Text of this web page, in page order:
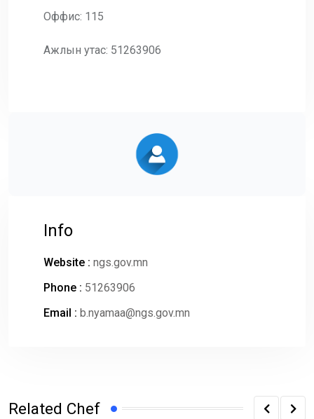
Оффис: 115
Ажлын утас: 51263906
Info
Website : ngs.gov.mn
Phone : 51263906
Email : b.nyamaa@ngs.gov.mn
Related Chef